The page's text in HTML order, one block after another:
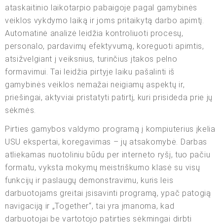
ataskaitinio laikotarpio pabaigoje pagal gamybinės
veiklos vykdymo laiką ir joms pritaikytą darbo apimtį.
Automatinė analizė leidžia kontroliuoti procesų,
personalo, pardavimų efektyvumą, koreguoti apimtis,
atsižvelgiant į veiksnius, turinčius įtakos pelno
formavimui. Tai leidžia pirtyje laiku pašalinti iš
gamybinės veiklos nemažai neigiamų aspektų ir,
priešingai, aktyviai pristatyti patirtį, kuri prisideda prie jų
sėkmės.
Pirties gamybos valdymo programą į kompiuterius įkelia
USU ekspertai, koregavimas – jų atsakomybė. Darbas
atliekamas nuotoliniu būdu per interneto ryšį, tuo pačiu
formatu, vyksta mokymų meistriškumo klasė su visų
funkcijų ir paslaugų demonstravimu, kuris leis
darbuotojams greitai įsisavinti programą, ypač patogią
navigaciją ir „Together“, tai yra įmanoma, kad
darbuotojai be vartotojo patirties sėkmingai dirbti